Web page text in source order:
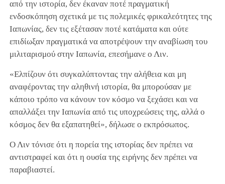
από την ιστορία, δεν έκαναν ποτέ πραγματική
ενδοσκόπηση σχετικά με τις πολεμικές φρικαλεότητες της
Ιαπωνίας, δεν τις εξέτασαν ποτέ κατάματα και ούτε
επιδίωξαν πραγματικά να αποτρέψουν την αναβίωση του
μιλιταρισμού στην Ιαπωνία, επεσήμανε ο Λιν.
«Ελπίζουν ότι συγκαλύπτοντας την αλήθεια και μη
αναφέροντας την αληθινή ιστορία, θα μπορούσαν με
κάποιο τρόπο να κάνουν τον κόσμο να ξεχάσει και να
απαλλάξει την Ιαπωνία από τις υποχρεώσεις της, αλλά ο
κόσμος δεν θα εξαπατηθεί», δήλωσε ο εκπρόσωπος.
Ο Λιν τόνισε ότι η πορεία της ιστορίας δεν πρέπει να
αντιστραφεί και ότι η ουσία της ειρήνης δεν πρέπει να
παραβιαστεί.